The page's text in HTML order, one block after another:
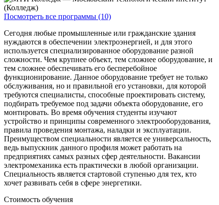
Посмотреть все программы (10)
Сегодня любые промышленные или гражданские здания
нуждаются в обеспечении электроэнергией, и для этого
используется специализированное оборудование разной
сложности. Чем крупнее объект, тем сложнее оборудование, и
тем сложнее обеспечивать его бесперебойное
функционирование. Данное оборудование требует не только
обслуживания, но и правильной его установки, для которой
требуются специалисты, способные проектировать систему,
подбирать требуемое под задачи объекта оборудование, его
монтировать. Во время обучения студенты изучают
устройство и принципы современного электрооборудования,
правила проведения монтажа, наладки и эксплуатации.
Преимуществом специальности является ее универсальность,
ведь выпускник данного профиля может работать на
предприятиях самых разных сфер деятельности. Вакансии
электромеханика есть практически в любой организации.
Специальность является стартовой ступенью для тех, кто
хочет развивать себя в сфере энергетики.
Стоимость обучения